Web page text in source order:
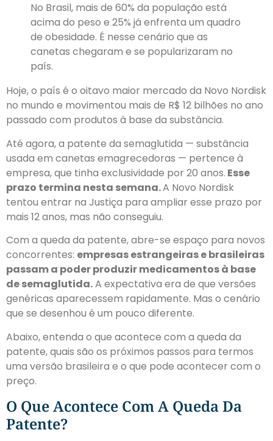
No Brasil, mais de 60% da população está
acima do peso e 25% já enfrenta um quadro
de obesidade. É nesse cenário que as
canetas chegaram e se popularizaram no
país.
Hoje, o país é o oitavo maior mercado da Novo Nordisk
no mundo e movimentou mais de R$ 12 bilhões no ano
passado com produtos à base da substância.
Até agora, a patente da semaglutida — substância
usada em canetas emagrecedoras — pertence à
empresa, que tinha exclusividade por 20 anos. Esse
prazo termina nesta semana.A Novo Nordisk
tentou entrar na Justiça para ampliar esse prazo por
mais 12 anos, mas não conseguiu.
Com a queda da patente, abre-se espaço para novos
concorrentes: empresas estrangeiras e brasileiras
passam a poder produzir medicamentos à base
de semaglutida.A expectativa era de que versões
genéricas aparecessem rapidamente. Mas o cenário
que se desenhou é um pouco diferente.
Abaixo, entenda o que acontece com a queda da
patente, quais são os próximos passos para termos
uma versão brasileira e o que pode acontecer com o
preço.
O Que Acontece Com A Queda Da
Patente?